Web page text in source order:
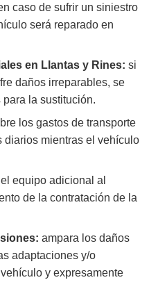
caso de sufrir un siniestro
será reparado en
en Llantas y Rines: si
daños irreparables, se
la sustitución.
los gastos de transporte
diarios mientras el vehículo
equipo adicional al
de la contratación de la
ampara los daños
adaptaciones y/o
y expresamente